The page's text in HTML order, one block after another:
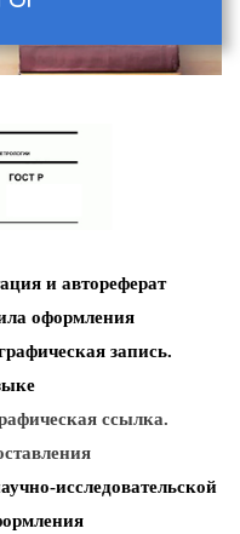
и автореферат
оформления
запись.
ссылка.
исследовательской